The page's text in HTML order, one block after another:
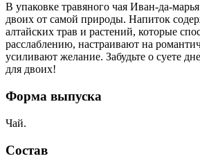
В упаковке травяного чая Иван-да-
двоих от самой природы. Напиток
алтайских трав и растений, которые
расслаблению, настраивают на
усиливают желание. Забудьте о суете
для двоих!
Форма выпуска
Чай.
Состав